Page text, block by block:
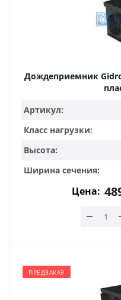
Дождеприемник
Артикул:
Класс нагрузки:
Высота:
Ширина сечения:
Цена:
ПРЕДЗАКАЗ